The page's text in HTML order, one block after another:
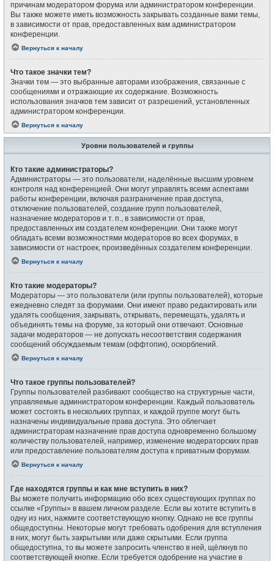
причинам модератором форума или администратором конференции.
Вы также можете иметь возможность закрывать созданные вами темы,
в зависимости от прав, предоставленных вам администратором
конференции.
Вернуться к началу
Что такое значки тем?
Значки тем — это выбранные авторами изображения, связанные с
сообщениями и отражающие их содержание. Возможность
использования значков тем зависит от разрешений, установленных
администратором конференции.
Вернуться к началу
Уровни пользователей и группы
Кто такие администраторы?
Администраторы — это пользователи, наделённые высшим уровнем
контроля над конференцией. Они могут управлять всеми аспектами
работы конференции, включая разграничение прав доступа,
отключение пользователей, создание групп пользователей,
назначение модераторов и т. п., в зависимости от прав,
предоставленных им создателем конференции. Они также могут
обладать всеми возможностями модераторов во всех форумах, в
зависимости от настроек, произведённых создателем конференции.
Вернуться к началу
Кто такие модераторы?
Модераторы — это пользователи (или группы пользователей), которые
ежедневно следят за форумами. Они имеют право редактировать или
удалять сообщения, закрывать, открывать, перемещать, удалять и
объединять темы на форуме, за который они отвечают. Основные
задачи модераторов — не допускать несоответствия содержания
сообщений обсуждаемым темам (оффтопик), оскорблений.
Вернуться к началу
Что такое группы пользователей?
Группы пользователей разбивают сообщество на структурные части,
управляемые администратором конференции. Каждый пользователь
может состоять в нескольких группах, и каждой группе могут быть
назначены индивидуальные права доступа. Это облегчает
администраторам назначение прав доступа одновременно большому
количеству пользователей, например, изменение модераторских прав
или предоставление пользователям доступа к приватным форумам.
Вернуться к началу
Где находятся группы и как мне вступить в них?
Вы можете получить информацию обо всех существующих группах по
ссылке «Группы» в вашем личном разделе. Если вы хотите вступить в
одну из них, нажмите соответствующую кнопку. Однако не все группы
общедоступны. Некоторые могут требовать одобрения для вступления
в них, могут быть закрытыми или даже скрытыми. Если группа
общедоступна, то вы можете запросить членство в ней, щёлкнув по
соответствующей кнопке. Если требуется одобрение на участие в